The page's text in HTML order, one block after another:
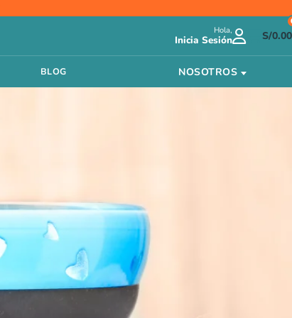
Hola,
Inicia Sesión S/0.00
BLOG NOSOTROS